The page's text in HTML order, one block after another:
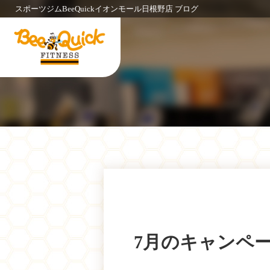
スポーツジムBeeQuickイオンモール日根野店 ブログ
7月のキャンペ